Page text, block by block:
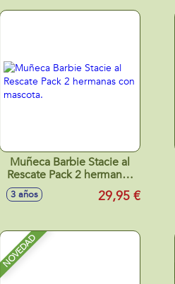
Muñeca Barbie Stacie al
Rescate Pack 2 hermanas
con mascota.
3 años 29,95 €
NOVEDAD